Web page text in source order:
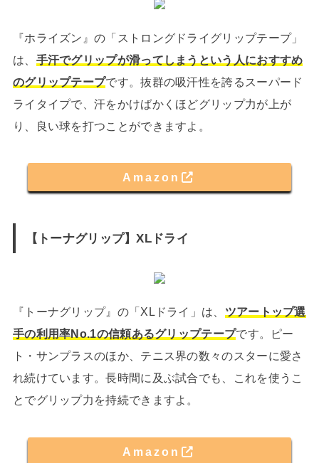
『ホライズン』の「ストロングドライグリップテープ」
は、 手汗でグリップが滑ってしまうという人におすすめ
のグリップテープです。抜群の吸汗性を誇るスーパード
ライタイプで、汗をかけばかくほどグリップ力が上が
り、良い球を打つことができますよ。
Amazon
【トーナグリップ】XLドライ
『トーナグリップ』の「XLドライ」は、 ツアートップ選
手の利用率No.1の信頼あるグリップテープです。ピー
ト・サンプラスのほか、テニス界の数々のスターに愛さ
れ続けています。長時間に及ぶ試合でも、これを使うこ
とでグリップ力を持続できますよ。
Amazon